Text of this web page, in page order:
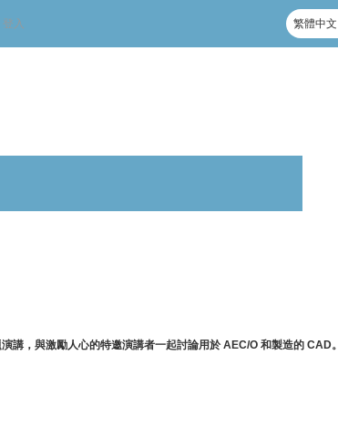
登入 繁體中文
講，與激勵人心的特邀演講者一起討論用於AEC/O和製造的 CAD。